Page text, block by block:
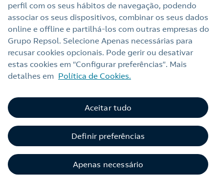
Croissant com Nutella
Para os amantes de chocolate, um croissant
perfil com os seus hábitos de navegação, podendo
associar os seus dispositivos, combinar os seus dados
online e offline e partilhá‑los com outras empresas do
Grupo Repsol. Selecione Apenas necessárias para
recusar cookies opcionais. Pode gerir ou desativar
estas cookies em “Configurar preferências”. Mais
detalhes em Política de Cookies.
Definir preferências
Apenas necessário
Aceitar tudo